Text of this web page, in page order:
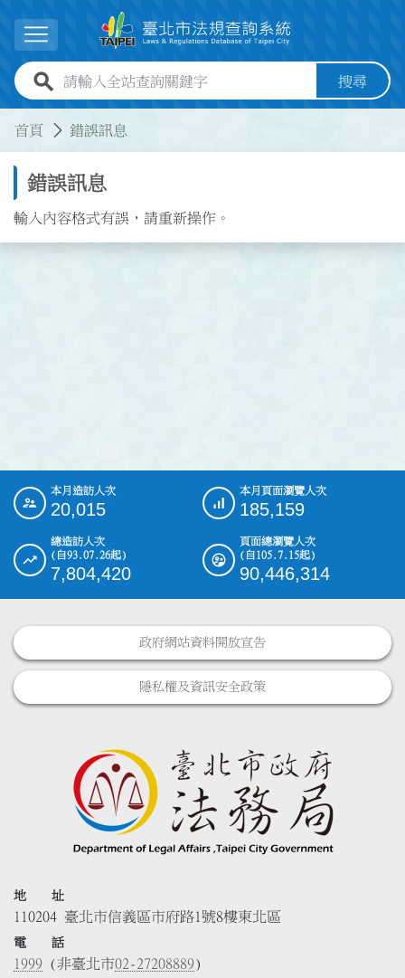
展開選單
全站查詢關鍵字欄位 搜尋
首頁 錯誤訊息
錯誤訊息
輸入內容格式有誤，請重新操作。
::: 本月造訪人次
20,015
本月頁面瀏覽人次
185,159
總造訪人次
(自93.07.26起)
7,804,420
頁面總瀏覽人次
(自105.7.15起)
90,446,314
政府網站資料開放宣告
隱私權及資訊安全政策
地 址
110204 臺北市信義區市府路1號8樓東北區
電 話
1999 (非臺北市02-27208889)